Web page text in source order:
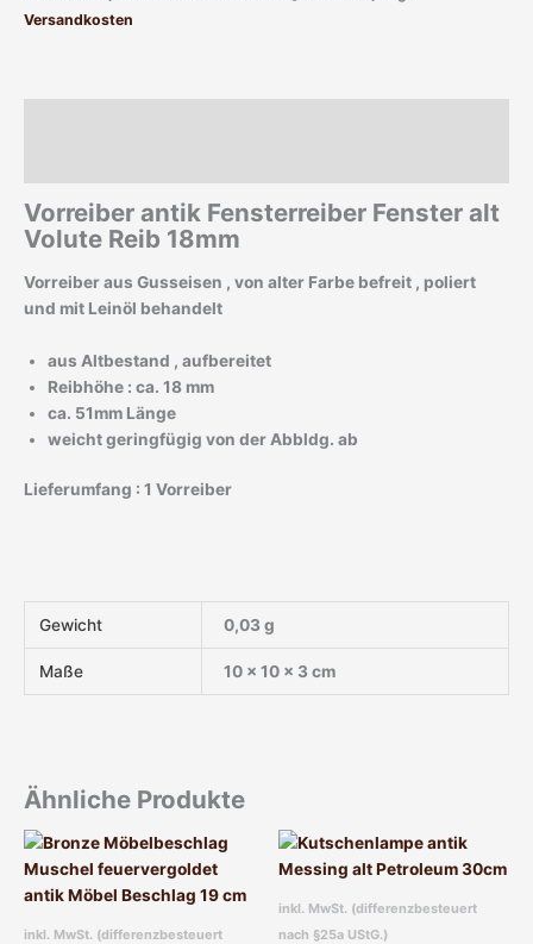
Versandkosten
Vorreiber antik Fensterreiber Fenster alt
Volute Reib 18mm
Vorreiber aus Gusseisen , von alter Farbe befreit , poliert
und mit Leinöl behandelt
aus Altbestand , aufbereitet
Reibhöhe : ca. 18 mm
ca. 51mm Länge
weicht geringfügig von der Abbldg. ab
Lieferumfang : 1 Vorreiber
Gewicht 0,03 g
Maße 10 × 10 × 3 cm
Ähnliche Produkte
inkl. MwSt. (differenzbesteuert
inkl. MwSt. (differenzbesteuert
nach §25a UStG.)